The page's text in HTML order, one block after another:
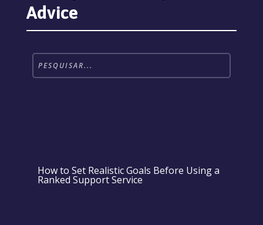
Advice
How to Set Realistic Goals Before Using a
Ranked Support Service